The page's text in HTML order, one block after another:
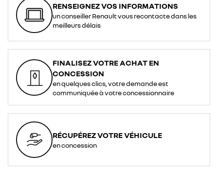
RENSEIGNEZ VOS INFORMATIONS
un conseiller Renault vous recontacte dans les
meilleurs délais
FINALISEZ VOTRE ACHAT EN
CONCESSION
en quelques clics, votre demande est
communiquée à votre concessionnaire
RÉCUPÉREZ VOTRE VÉHICULE
en concession